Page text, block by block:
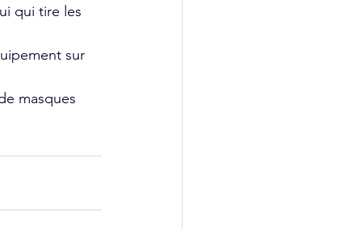
qui tire les
sur
masques